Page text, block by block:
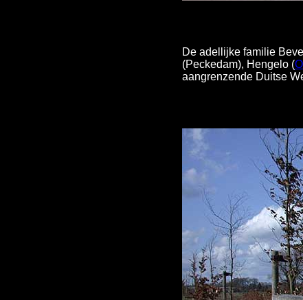
De adellijke familie
(Peckedam), Hengelo (
aangrenzende Duitse